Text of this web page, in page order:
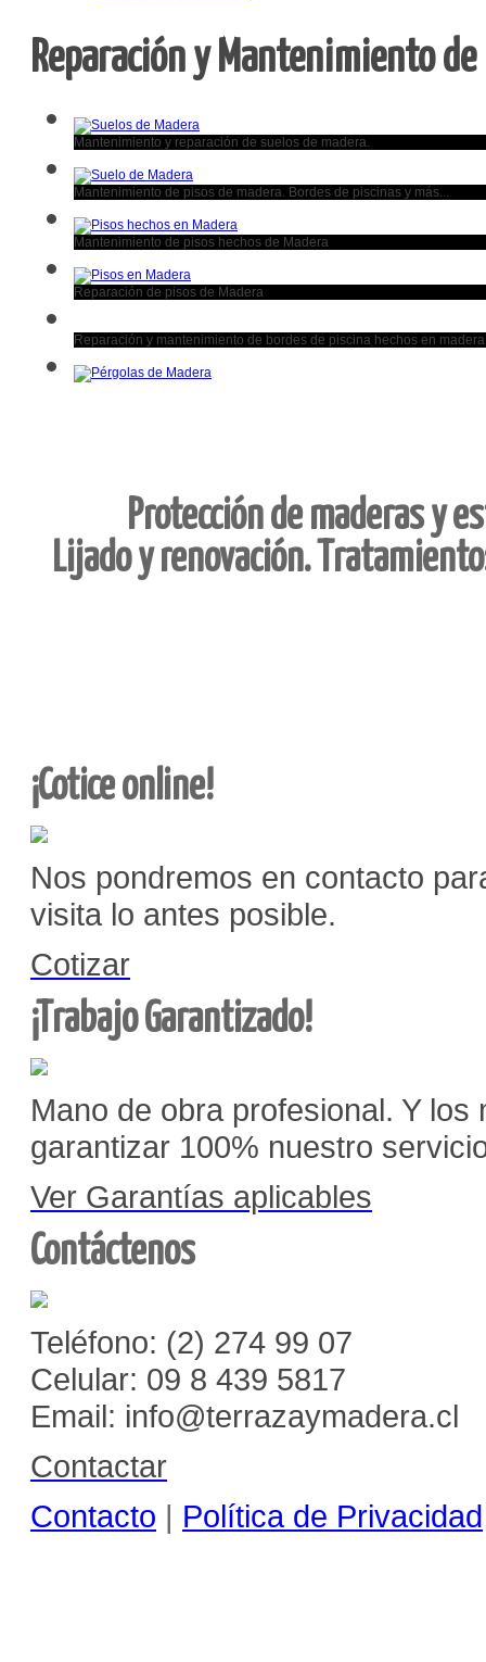
Reparación y Mantenimiento
Mantenimiento y reparación de suelos de madera.
Mantenimiento de pisos de madera. Bordes de piscinas y más...
Mantenimiento de pisos hechos de Madera
Reparación de pisos de Madera
Reparación y mantenimiento de bordes de piscina hechos en madera
Protección de maderas y
Lijado y renovación.
¡Cotice online!
Nos pondremos en contacto
visita lo antes posible.
Cotizar
¡Trabajo Garantizado!
Mano de obra profesional. Y
garantizar 100% nuestro
Ver Garantías aplicables
Contáctenos
Teléfono: (2) 274 99 07
Celular: 09 8 439 5817
Email: info@terrazaymadera.cl
Contactar
Contacto | Política de Privacidad